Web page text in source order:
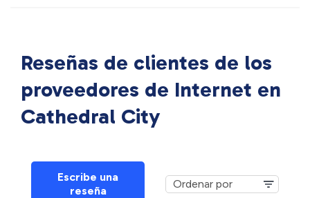
Reseñas de clientes de los
proveedores de Internet en
Cathedral City
Escribe una
reseña